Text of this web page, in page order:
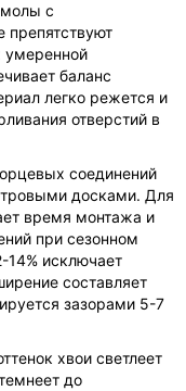
с
препятствуют
умеренной
баланс
легко режется и
отверстий в
соединений
досками. Для
время монтажа и
при сезонном
исключает
составляет
зазорами 5-7
хвои светлеет
до